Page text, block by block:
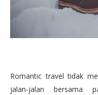
Romantic travel tidak
jalan-jalan bersama